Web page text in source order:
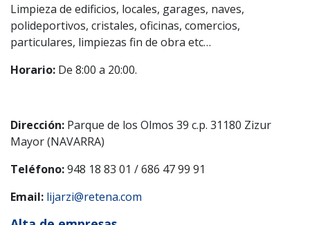
Limpieza de edificios, locales, garages, naves,
polideportivos, cristales, oficinas, comercios,
particulares, limpiezas fin de obra etc…
Horario: De 8:00 a 20:00.
Dirección: Parque de los Olmos 39 c.p. 31180 Zizur
Mayor (NAVARRA)
Teléfono:948 18 83 01 / 686 47 99 91
Email: lijarzi@retena.com